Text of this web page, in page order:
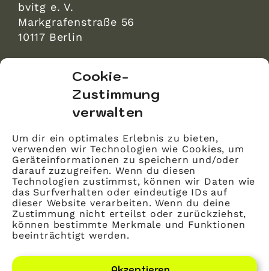
Cookie-
Zustimmung
verwalten
Um dir ein optimales Erlebnis zu bieten,
verwenden wir Technologien wie Cookies, um
Geräteinformationen zu speichern und/oder
darauf zuzugreifen. Wenn du diesen
Technologien zustimmst, können wir Daten wie
das Surfverhalten oder eindeutige IDs auf
dieser Website verarbeiten. Wenn du deine
Zustimmung nicht erteilst oder zurückziehst,
können bestimmte Merkmale und Funktionen
beeinträchtigt werden.
bvitg e. V.
Markgrafenstraße 56
10117 Berlin
Markgrafenstraße 56
10117 Berlin
Impressum
Kontakt
Datenschutz
Mitglied werden
LinkedIn
YouTube